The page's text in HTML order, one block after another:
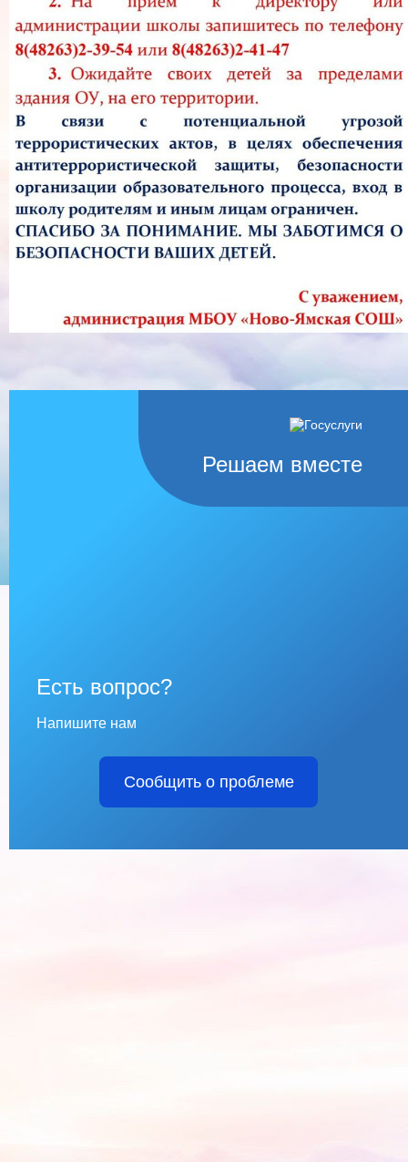
Решаем вместе
Есть вопрос?
Напишите нам
Сообщить о проблеме